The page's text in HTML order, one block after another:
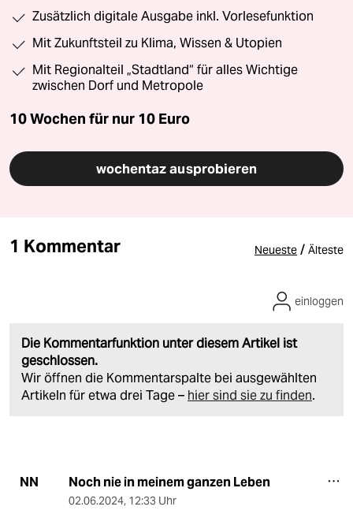
Zusätzlich digitale Ausgabe inkl. Vorlesefunktion
Mit Zukunftsteil zu Klima, Wissen & Utopien
Mit Regionalteil „Stadtland“ für alles Wichtige
zwischen Dorf und Metropole
10 Wochen für nur 10 Euro
wochentaz ausprobieren
1 Kommentar Neueste / Älteste
Die Kommentarfunktion unter diesem Artikel ist
geschlossen.
Wir öffnen die Kommentarspalte bei ausgewählten
Artikeln für etwa drei Tage – hier sind sie zu finden.
einloggen
NN Noch nie in meinem ganzen Leben
02.06.2024, 12:33 Uhr